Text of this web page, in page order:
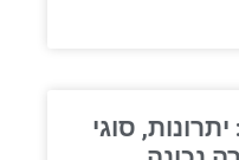
סוגי